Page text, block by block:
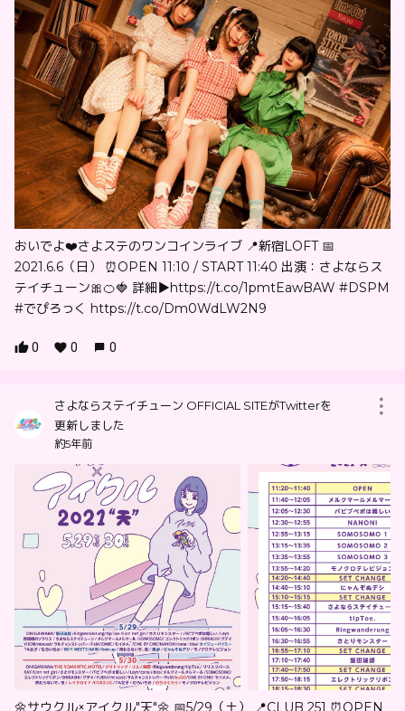
おいでよ❤️さよステのワンコインライブ 📍新宿LOFT 📅
2021.6.6（日） ⏰OPEN 11:10 / START 11:40 出演：さよならス
テイチューン🎀🍊🍓 詳細▶︎https://t.co/1pmtEawBAW #DSPM
#でぴろっく https://t.co/Dm0WdLW2N9
0 0 0
さよならステイチューン OFFICIAL SITEがTwitterを
更新しました
約5年前
🌼サウクル×アイクル"天"🌼 📅5/29（土） 📍CLUB 251 ⏰OPEN